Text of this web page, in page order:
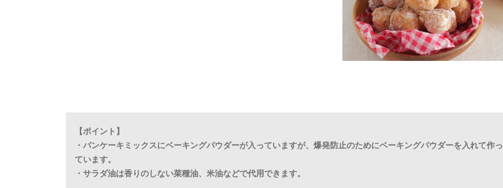
【ポイント】
・パンケーキミックスにベーキングパウダーが入っていますが、爆発防止のためにベーキングパウダーを入れて作っ
ています。
・サラダ油は香りのしない菜種油、米油などで代用できます。